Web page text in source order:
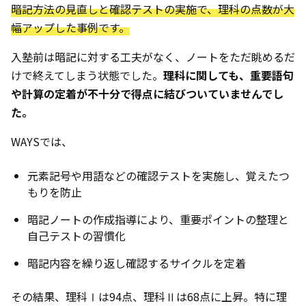
暗記方法の見直しと確認テストの実施で、理科の点数が大
幅アップした事例です。
入塾前は暗記に対する工夫がなく、ノートをただ眺めるだ
けで終えてしまう状態でした。 理科に関しても、重要語句
や計算の定着が不十分で得点に結びついていませんでし
た。
WAYSでは、
元素記号や用語などの確認テストを実施し、覚えたつ
もりを防止
暗記ノートの作成指導により、重要ポイントの整理と
自己テストの習慣化
暗記内容を繰り返し確認するサイクルを定着
その結果、理科Ⅰは94点、理科Ⅱは68点に上昇。特に理